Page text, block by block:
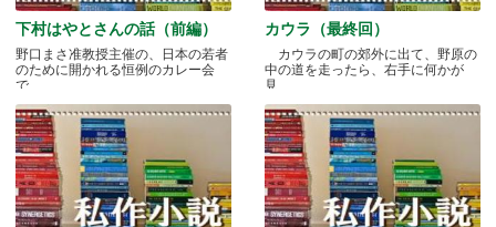
下村はやとさんの話（前編）
野口まさ准教授主催の、日本の若者
のために開かれる恒例のカレー会
で.....
カウラ（最終回）
カウラの町の郊外に出て、野原の
中の道を走ったら、右手に何かが
見.....